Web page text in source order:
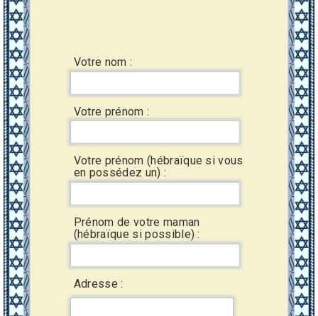
Votre nom :
Votre prénom :
Votre prénom (hébraïque si vous
en possédez un) :
Prénom de votre maman
(hébraïque si possible) :
Adresse :